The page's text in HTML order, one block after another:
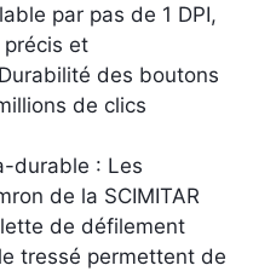
par pas de 1 DPI,
et
des boutons
de clics
durable : Les
de la SCIMITAR
de défilement
tressé permettent de